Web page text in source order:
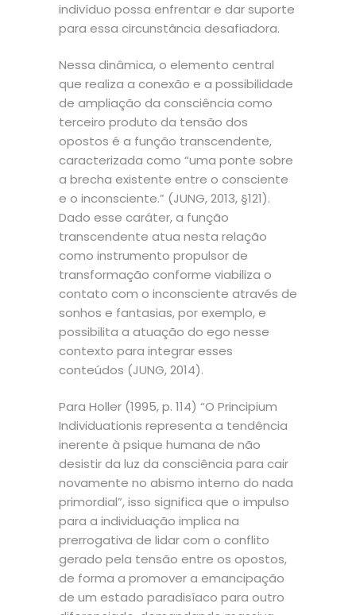
indivíduo possa enfrentar e dar suporte
para essa circunstância desafiadora.
Nessa dinâmica, o elemento central
que realiza a conexão e a possibilidade
de ampliação da consciência como
terceiro produto da tensão dos
opostos é a função transcendente,
caracterizada como “uma ponte sobre
a brecha existente entre o consciente
e o inconsciente.” (JUNG, 2013, §121).
Dado esse caráter, a função
transcendente atua nesta relação
como instrumento propulsor de
transformação conforme viabiliza o
contato com o inconsciente através de
sonhos e fantasias, por exemplo, e
possibilita a atuação do ego nesse
contexto para integrar esses
conteúdos (JUNG, 2014).
Para Holler (1995, p. 114) “O Principium
Individuationis representa a tendência
inerente à psique humana de não
desistir da luz da consciência para cair
novamente no abismo interno do nada
primordial”, isso significa que o impulso
para a individuação implica na
prerrogativa de lidar com o conflito
gerado pela tensão entre os opostos,
de forma a promover a emancipação
de um estado paradisíaco para outro